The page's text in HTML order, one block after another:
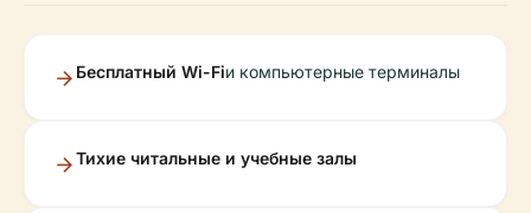
Бесплатный Wi-Fiи компьютерные терминалы
Тихие читальные и учебные залы